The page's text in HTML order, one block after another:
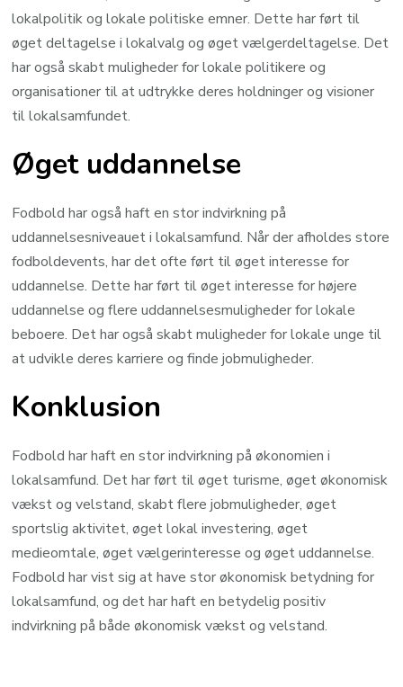
lokalpolitik og lokale politiske emner. Dette har ført til
øget deltagelse i lokalvalg og øget vælgerdeltagelse. Det
har også skabt muligheder for lokale politikere og
organisationer til at udtrykke deres holdninger og visioner
til lokalsamfundet.
Øget uddannelse
Fodbold har også haft en stor indvirkning på
uddannelsesniveauet i lokalsamfund. Når der afholdes store
fodboldevents, har det ofte ført til øget interesse for
uddannelse. Dette har ført til øget interesse for højere
uddannelse og flere uddannelsesmuligheder for lokale
beboere. Det har også skabt muligheder for lokale unge til
at udvikle deres karriere og finde jobmuligheder.
Konklusion
Fodbold har haft en stor indvirkning på økonomien i
lokalsamfund. Det har ført til øget turisme, øget økonomisk
vækst og velstand, skabt flere jobmuligheder, øget
sportslig aktivitet, øget lokal investering, øget
medieomtale, øget vælgerinteresse og øget uddannelse.
Fodbold har vist sig at have stor økonomisk betydning for
lokalsamfund, og det har haft en betydelig positiv
indvirkning på både økonomisk vækst og velstand.